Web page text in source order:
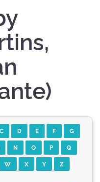
C D E F
G
N O P
Q
W X Y Z